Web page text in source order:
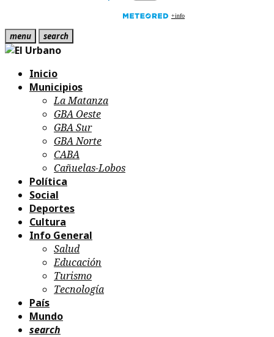
menu search
Inicio
Municipios
La Matanza
GBA Oeste
GBA Sur
GBA Norte
CABA
Cañuelas-Lobos
Política
Social
Deportes
Cultura
Info General
Salud
Educación
Turismo
Tecnología
País
Mundo
search